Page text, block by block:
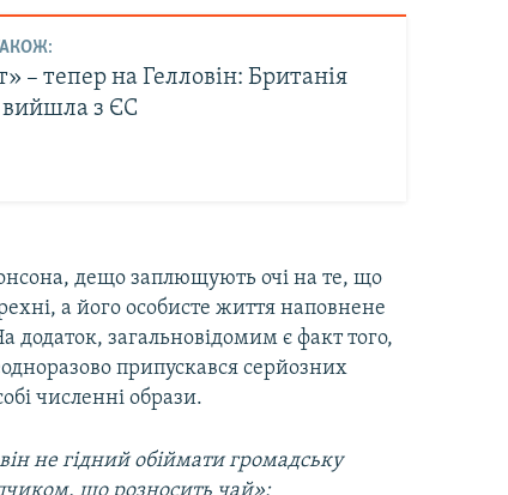
– тепер на Гелловін: Британія
вийшла з ЄС
дещо заплющують очі на те, що
а його особисте життя наповнене
додаток, загальновідомим є факт того,
припускався серйозних
численні образи.
не гідний обіймати громадську